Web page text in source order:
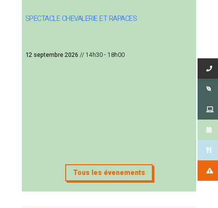
SPECTACLE CHEVALERIE ET RAPACES
12 septembre 2026 // 14h30 - 18h00
Tous les évenements